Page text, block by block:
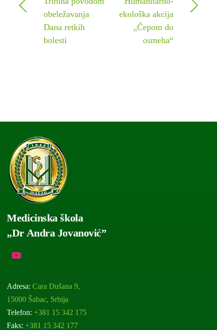
obeležavanja
Dana retkih
bolesti
ekološka akcija
„Čepom do
osmeha“
Medicinska škola
„Dr Andra Jovanović”
Adresa:Cara Dušana 9,
15000 Šabac, Srbija
Telefon: +381 15 342 175
Faks: +381 15 342 177